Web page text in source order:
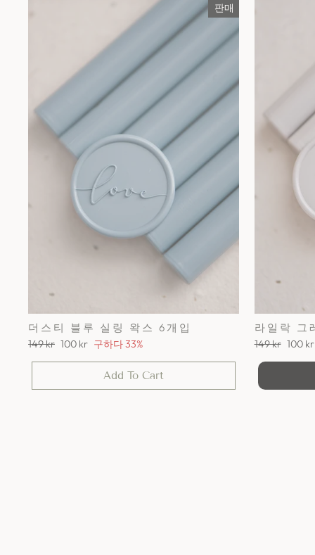
판매
더스티 블루 실링 왁스 6개입
정
149 kr 세
100 kr 구하다 33%
Add To Cart
라일락 그
정
149 kr 세
100 kr